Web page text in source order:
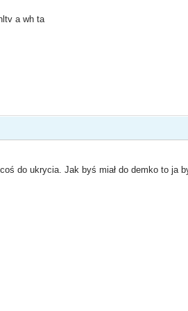
a wh ta
do ukrycia. Jak byś miał do demko to ja